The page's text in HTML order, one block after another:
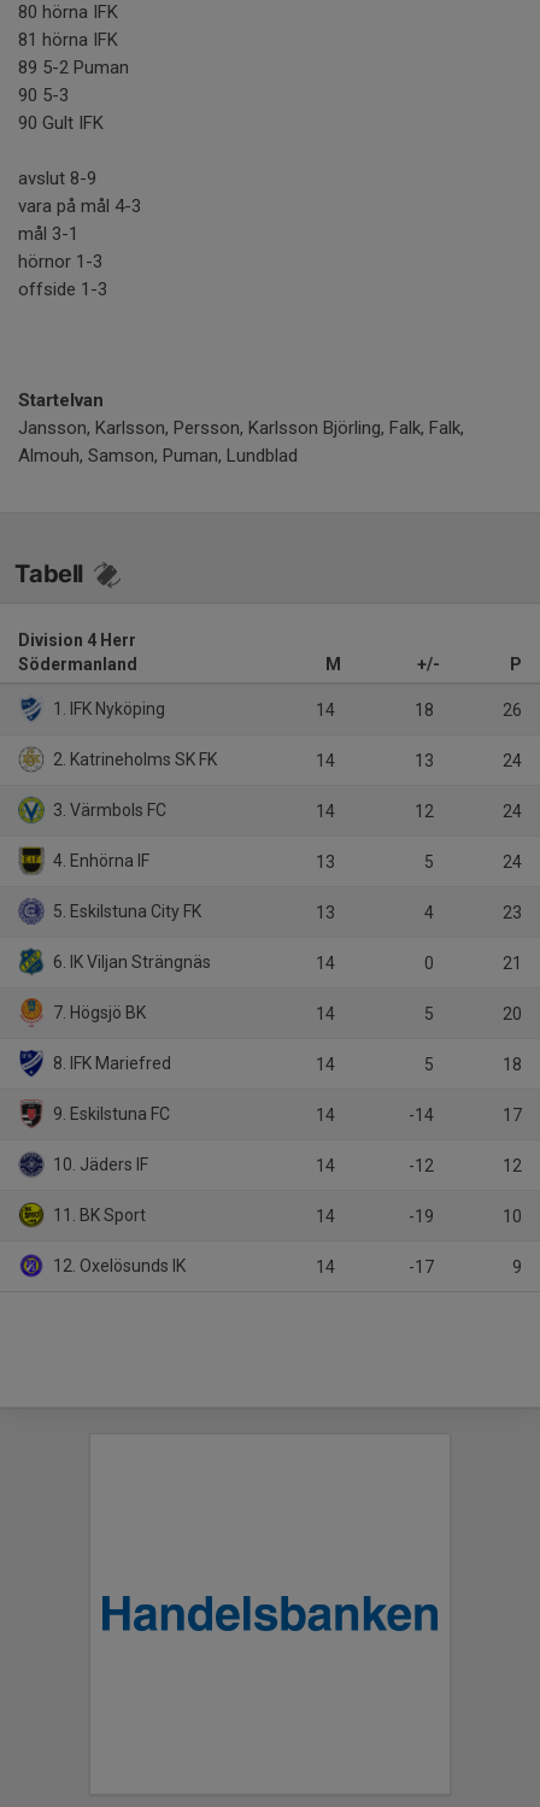
80 hörna IFK
81 hörna IFK
89 5-2 Puman
90 5-3
90 Gult IFK
avslut 8-9
vara på mål 4-3
mål 3-1
hörnor 1-3
offside 1-3
Startelvan
Jansson, Karlsson, Persson, Karlsson Björling, Falk, Falk,
Almouh, Samson, Puman, Lundblad
Tabell
Division 4 Herr
Södermanland
M +/- P
1. IFK Nyköping 14 18 26
2. Katrineholms SK FK 14 13 24
3. Värmbols FC 14 12 24
4. Enhörna IF 13 5 24
5. Eskilstuna City FK 13 4 23
6. IK Viljan Strängnäs 14 0 21
7. Högsjö BK 14 5 20
8. IFK Mariefred 14 5 18
9. Eskilstuna FC 14 -14 17
10. Jäders IF 14 -12 12
11. BK Sport 14 -19 10
12. Oxelösunds IK 14 -17 9